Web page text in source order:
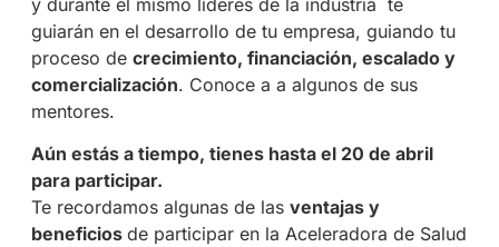
guiarán en el desarrollo de tu empresa, guiando tu
proceso de crecimiento, financiación, escalado y
comercialización. Conoce a a algunos de sus
mentores.
Aún estás a tiempo, tienes hasta el 20 de abril
para participar.
Te recordamos algunas de las ventajas y
beneficios de participar en la Aceleradora de Salud